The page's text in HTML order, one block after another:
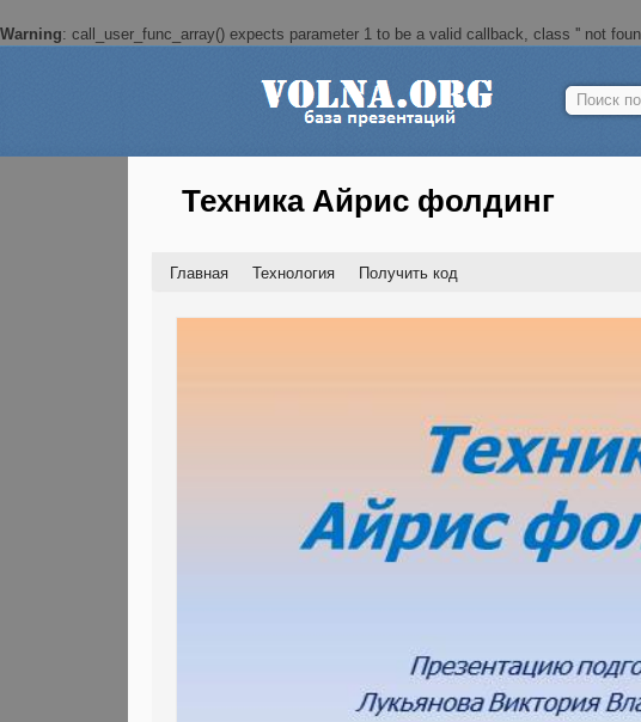
Warning: call_user_func_array() expects parameter 1 to be a valid callback, class '' not
Найти:
Техника Айрис фолдинг
Главная Технология Получить код